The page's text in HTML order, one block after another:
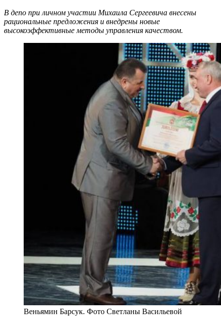
В депо при личном участии Михаила Сергеевича внесены
рациональные предложения и внедрены новые
высокоэффективные методы управления качеством.
Веньямин Барсук. Фото Светланы Васильевой